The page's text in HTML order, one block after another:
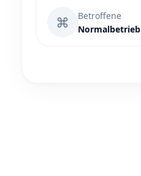
⌘
Betroffene
Normalbetrieb